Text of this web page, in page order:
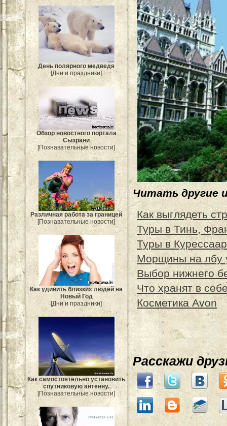
День полярного медведя
[Дни и праздники]
Обзор новостного портала
Сызрани
[Познавательные новости]
Различная работа за границей
[Познавательные новости]
Как удивить близких людей на
Новый Год
[Дни и праздники]
Как самостоятельно установить
спутниковую антенну.
[Познавательные новости]
Читать другие
Как выглядеть
Туры в Тинь,
Туры в
Морщины на лбу
Выбор нижнего
Что хранят в
Косметика Avon
Расскажи